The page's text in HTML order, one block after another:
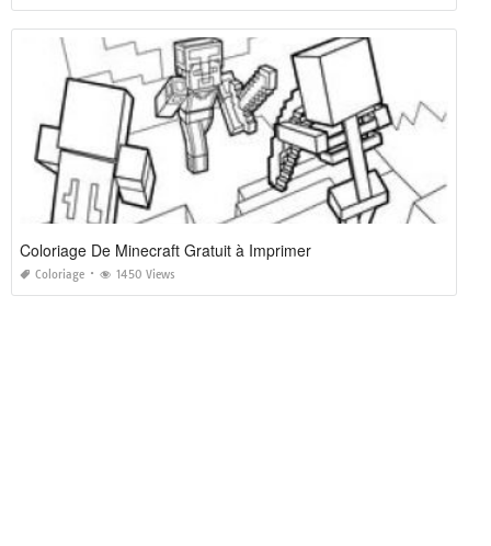
Coloriage De Minecraft Gratuit à Imprimer
Coloriage 1450 Views